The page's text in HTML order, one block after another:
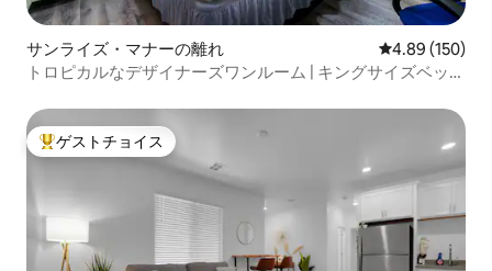
サンライズ・マナーの離れ レビュー150
4.89 (150)
トロピカルなデザイナーズワンルーム | キングサイズベッド
大好評のゲストチョイスです。
ゲストチョイス